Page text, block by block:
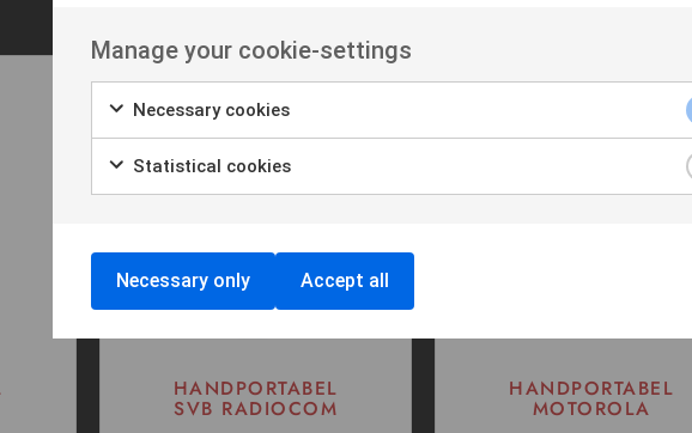
HANDPORTABEL
SVB RADIOCOM
HANDPORTABEL
MOTOROLA
Manage your cookie-settings
Necessary cookies
Statistical cookies
Necessary only Accept all